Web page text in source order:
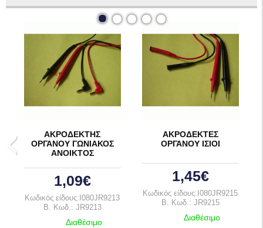
ΑΚΡΟΔΕΚΤΗΣ
ΟΡΓΑΝΟΥ ΓΩΝΙΑΚΟΣ
ΑΝΟΙΚΤΟΣ
1,09€
Κωδικός είδους:I080JR9213
B. Κωδ.: JR9213
Διαθέσιμο
ΑΚΡΟΔΕΚΤΕΣ
ΟΡΓΑΝΟΥ ΙΣΙΟΙ
1,45€
Κωδικός είδους:I080JR9215
B. Κωδ.: JR9215
Διαθέσιμο